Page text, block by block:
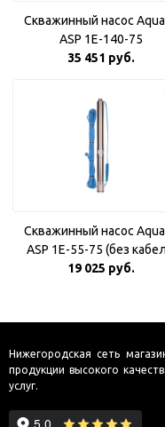
Скважинный насос
ASP 1E-140-75
35 451 руб.
Скважинный насос
ASP 1E-55-75 (без
19 025 руб.
Нижегородская сеть
продукции высокого
услуг.